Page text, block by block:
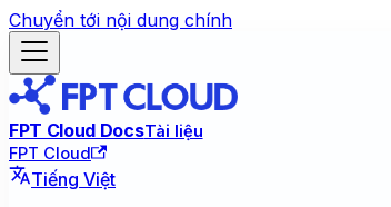
Chuyển tới nội dung chính
FPT Cloud DocsTài liệu
FPT Cloud
Tiếng Việt